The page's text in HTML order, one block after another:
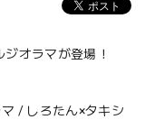
オラマが登場！
/ しろたん×タキシ